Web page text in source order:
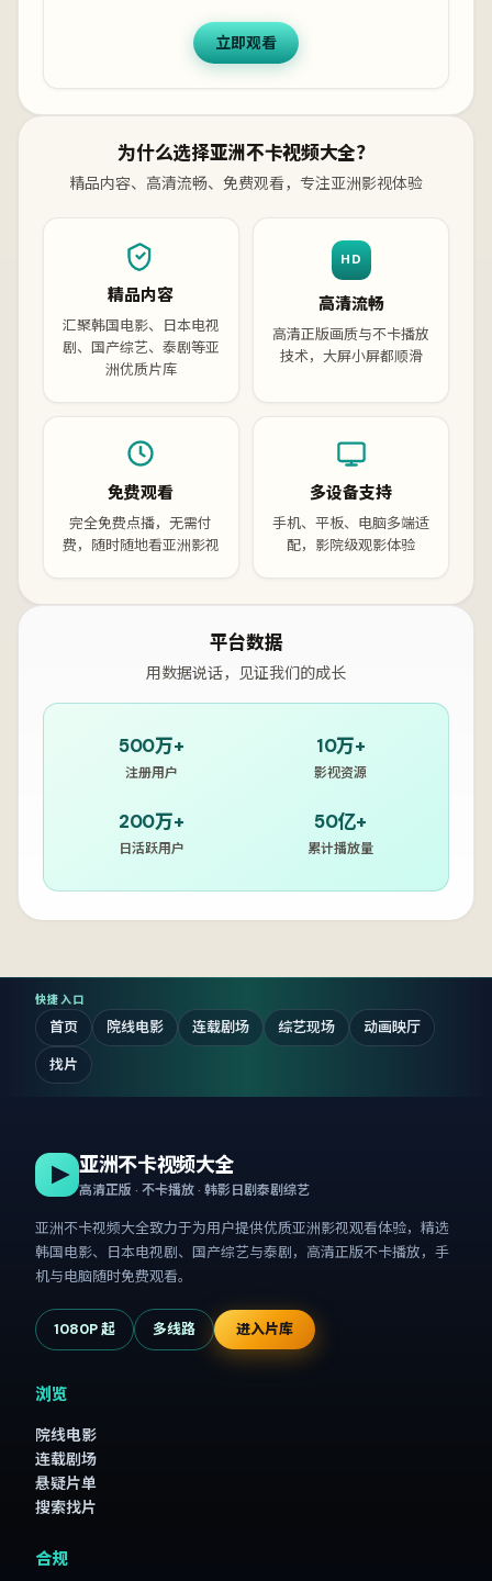
立即观看
为什么选择亚洲不卡视频大全？
精品内容、高清流畅、免费观看，专注亚洲影视体验
精品内容
汇聚韩国电影、日本电视
剧、国产综艺、泰剧等亚
洲优质片库
HD
高清流畅
高清正版画质与不卡播放
技术，大屏小屏都顺滑
免费观看
完全免费点播，无需付
费，随时随地看亚洲影视
多设备支持
手机、平板、电脑多端适
配，影院级观影体验
平台数据
用数据说话，见证我们的成长
500万+
注册用户
10万+
影视资源
200万+
日活跃用户
50亿+
累计播放量
快捷入口
首页 院线电影 连载剧场 综艺现场
动画映厅
找片
亚洲不卡视频大全
高清正版 · 不卡播放 · 韩影日剧泰剧综艺
亚洲不卡视频大全致力于为用户提供优质亚洲影视观看体验，精选
韩国电影、日本电视剧、国产综艺与泰剧，高清正版不卡播放，手
机与电脑随时免费观看。
1080P 起 多线路 进入片库
浏览
院线电影
连载剧场
悬疑片单
搜索找片
合规